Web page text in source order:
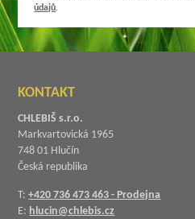
údajů.
KONTAKT
CHLEBIŠ s.r.o.
Markvartovická 1965
748 01 Hlučín
Česká republika
T:+420 736 473 463 - Prodejna
E: hlucin@chlebis.cz